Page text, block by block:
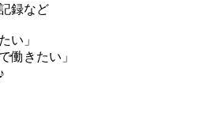
録など
い」
働きたい」